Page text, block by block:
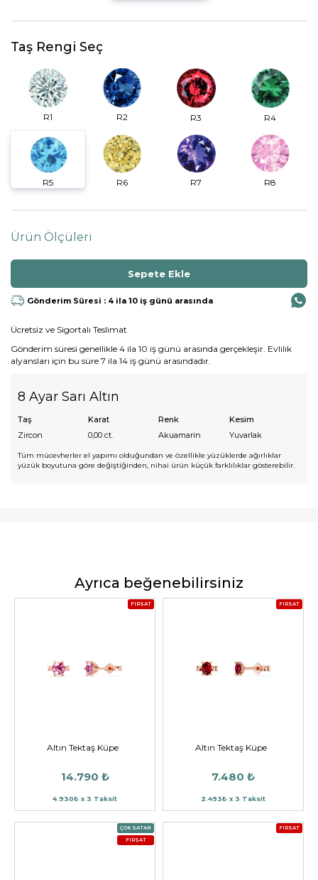
Taş Rengi Seç
R1 R2 R3 R4
R5 R6 R7 R8
Ürün Ölçüleri
Gönderim Süresi : 4 ila 10 iş günü arasında
Ücretsiz ve Sigortalı Teslimat
Gönderim süresi genellikle 4 ila 10 iş günü arasında gerçekleşir. Evlilik
alyansları için bu süre 7 ila 14 iş günü arasındadır.
8 Ayar Sarı Altın
Taş Karat Renk
Kesim
Zircon
0,00 ct. Akuamarin Yuvarlak
Tüm mücevherler el yapımı olduğundan ve özellikle yüzüklerde ağırlıklar
yüzük boyutuna göre değiştiğinden, nihai ürün küçük farklılıklar gösterebilir.
Ayrıca beğenebilirsiniz
FIRSAT
Altın Tektaş Küpe
14.790 ₺
4.930₺ x 3 Taksit
FIRSAT
Altın Tektaş Küpe
7.480 ₺
2.493₺ x 3 Taksit
ÇOK SATAN
FIRSAT
FIRSAT